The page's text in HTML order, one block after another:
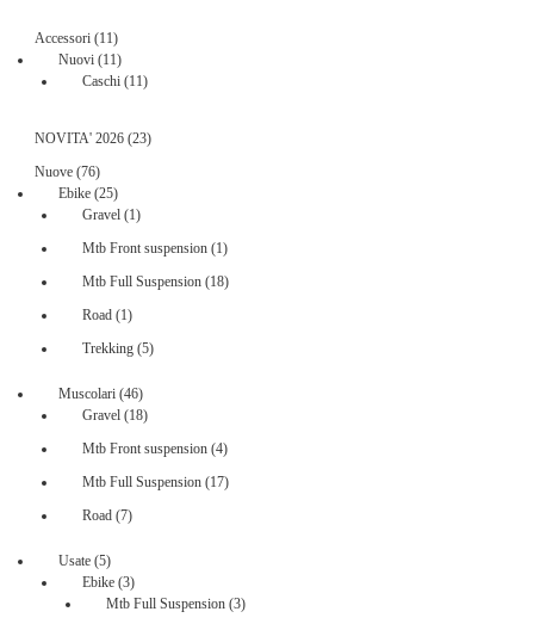
Accessori 1111
prodotti
Nuovi 1111
prodotti
Caschi 1111
NOVITA' 2026 2323
Nuove 7676
prodotti
Ebike 2525
prodotti
Gravel 11
Mtb Front suspension 11
Mtb Full Suspension 1818
Road 11
Trekking 55
Muscolari 4646
prodotti
Gravel 1818
Mtb Front suspension 44
Mtb Full Suspension 1717
Road 77
Usate 55
prodotti
Ebike 33
prodotti
Mtb Full Suspension 33